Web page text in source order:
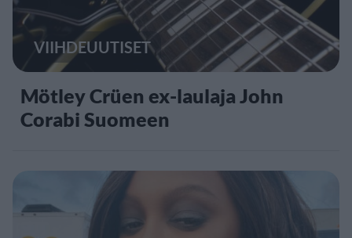
VIIHDEUUTISET
Mötley Crüen ex-laulaja John
Corabi Suomeen